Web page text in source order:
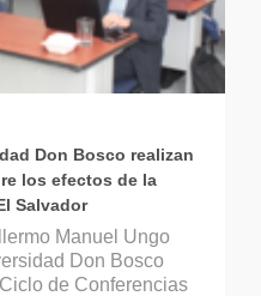
Don Bosco realizan
los efectos de la
Salvador
Manuel Ungo
Don Bosco
de Conferencias